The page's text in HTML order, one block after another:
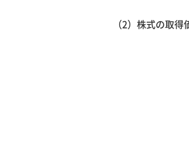
（2）株式の取